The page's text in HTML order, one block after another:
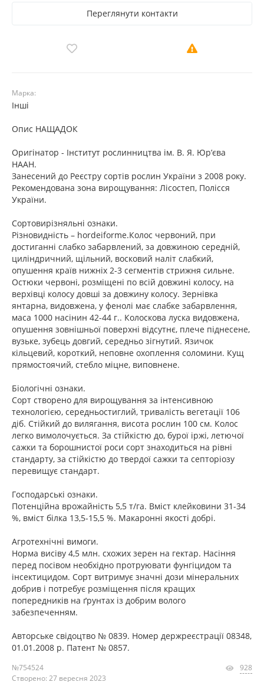
Переглянути контакти
Марка:
Інші
Опис НАЩАДОК
Оригінатор - Інститут рослинництва ім. В. Я. Юр’єва
НААН.
Занесений до Реєстру сортів рослин України з 2008 року.
Рекомендована зона вирощування: Лісостеп, Полісся
України.
Сортовирізняльні ознаки.
Різновидність – hordeiforme.Колос червоний, при
достиганні слабко забарвлений, за довжиною середній,
циліндричний, щільний, восковий наліт слабкий,
опушення країв нижніх 2-3 сегментів стрижня сильне.
Остюки червоні, розміщені по всій довжині колосу, на
верхівці колосу довші за довжину колосу. Зернівка
янтарна, видовжена, у фенолі має слабке забарвлення,
маса 1000 насінин 42-44 г.. Колоскова луска видовжена,
опушення зовнішньої поверхні відсутнє, плече піднесене,
вузьке, зубець довгий, середньо зігнутий. Язичок
кільцевий, короткий, неповне охоплення соломини. Кущ
прямостоячий, стебло міцне, виповнене.
Біологічні ознаки.
Сорт створено для вирощування за інтенсивною
технологією, середньостиглий, тривалість вегетації 106
діб. Стійкий до вилягання, висота рослин 100 см. Колос
легко вимолочується. За стійкістю до, бурої іржі, летючої
сажки та борошнистої роси сорт знаходиться на рівні
стандарту, за стійкістю до твердої сажки та септоріозу
перевищує стандарт.
Господарські ознаки.
Потенційна врожайність 5,5 т/га. Вміст клейковини 31-34
%, вміст білка 13,5-15,5 %. Макаронні якості добрі.
Агротехнічні вимоги.
Норма висіву 4,5 млн. схожих зерен на гектар. Насіння
перед посівом необхідно протруювати фунгіцидом та
інсектицидом. Сорт витримує значні дози мінеральних
добрив і потребує розміщення після кращих
попередників на ґрунтах із добрим волого
забезпеченням.
Авторське свідоцтво № 0839. Номер держреєстрації 08348,
01.01.2008 р. Патент № 0857.
№754524
Створено: 27 вересня 2023
928